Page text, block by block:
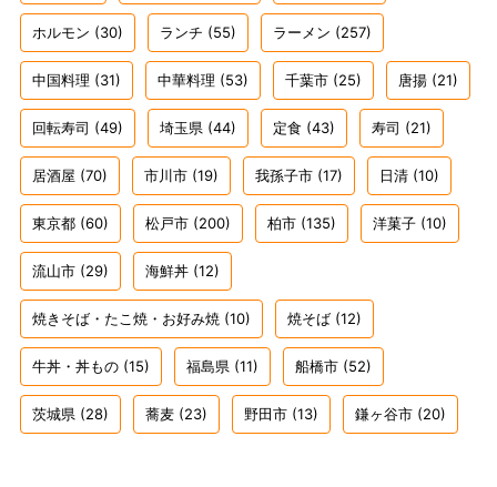
ホルモン (30) ランチ (55) ラーメン (257)
中国料理 (31) 中華料理 (53) 千葉市 (25) 唐揚 (21)
回転寿司 (49) 埼玉県 (44) 定食 (43) 寿司 (21)
居酒屋 (70) 市川市 (19) 我孫子市 (17) 日清 (10)
東京都 (60) 松戸市 (200) 柏市 (135) 洋菓子 (10)
流山市 (29) 海鮮丼 (12)
焼きそば・たこ焼・お好み焼 (10) 焼そば (12)
牛丼・丼もの (15) 福島県 (11) 船橋市 (52)
茨城県 (28) 蕎麦 (23) 野田市 (13) 鎌ヶ谷市 (20)